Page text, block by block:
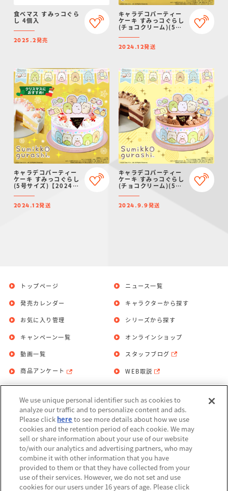
食べマス すみっコぐら
し 4個入
2025.2発売
キャラデコパーティー
ケーキ すみっコぐらし
(チョコクリーム)(5号
発送・クリスマス予
約】
2024.12発送
キャラデコパーティー
ケーキ すみっコぐらし
(5号サイズ)【2024年
予約】
2024.12発送
キャラデコパーティー
ケーキ すみっコぐらし
(チョコクリーム)(5号
2024.9.9発送
トップページ
発売カレンダー
お気に入り管理
ニュース一覧
キャラクターから探す
シリーズから探す
キャンペーン一覧
動画一覧
商品アンケート
オンラインショップ
スタッフブログ
WEB取説
お問い合わせ 個人情報保護方針
利用規約
Do Not Sell or Share My Personal
Information
アレルギー情報
We use unique personal identifier such as cookies to
analyze our traffic and to personalize content and ads.
Please click here to see more details about how we use
cookies and the retention period of each cookie. We may
sell or share information about your use of our website
to/with our analytics and advertising partners, who may
combine it with other information that you have
provided to them or that they have collected from your
use of their services. However, we do not set and use
cookies for our users under 16 years of age. Please click